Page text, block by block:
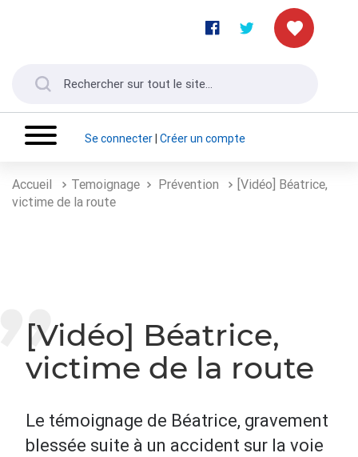
Se connecter| Créer un compte
Accueil Temoignage Prévention
[Vidéo] Béatrice,
victime de la route
[Vidéo] Béatrice,
victime de la route
Le témoignage de Béatrice, gravement
blessée suite à un accident sur la voie